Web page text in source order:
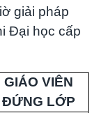
giải pháp
Đại học cấp
GIÁO VIÊN
ĐỨNG LỚP